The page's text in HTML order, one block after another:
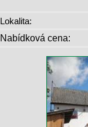
Lokalita:
Nabídková cena: